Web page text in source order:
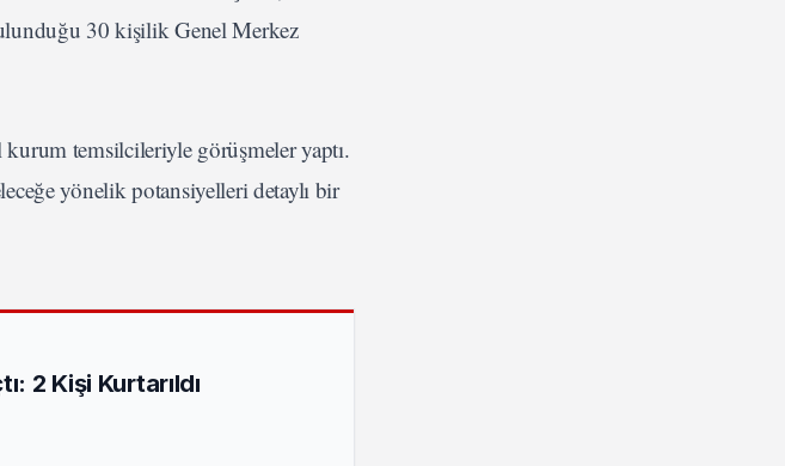
30 kişilik Genel Merkez
temsilcileriyle görüşmeler yaptı.
yönelik potansiyelleri detaylı bir
2 Kişi Kurtarıldı